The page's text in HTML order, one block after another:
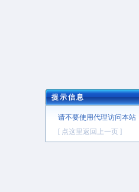
提示信息
请不要使用代理访问本站
[ 点这里返回上一页 ]